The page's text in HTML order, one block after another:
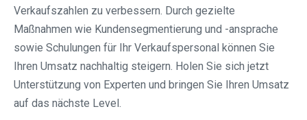
Verkaufszahlen zu verbessern. Durch gezielte
Maßnahmen wie Kundensegmentierung und -ansprache
sowie Schulungen für Ihr Verkaufspersonal können Sie
Ihren Umsatz nachhaltig steigern. Holen Sie sich jetzt
Unterstützung von Experten und bringen Sie Ihren Umsatz
auf das nächste Level.